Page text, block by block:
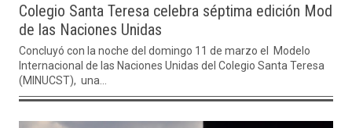
Colegio Santa Teresa celebra séptima edición Modelo
de las Naciones Unidas
Concluyó con la noche del domingo 11 de marzo el Modelo
Internacional de las Naciones Unidas del Colegio Santa Teresa
(MINUCST), una...